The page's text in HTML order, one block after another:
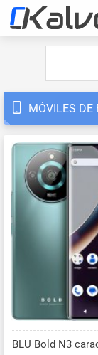
MÓVILES DE
BLU Bold N3